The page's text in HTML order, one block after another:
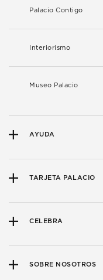
Palacio Contigo
Interiorismo
Museo Palacio
AYUDA
TARJETA PALACIO
CELEBRA
SOBRE NOSOTROS